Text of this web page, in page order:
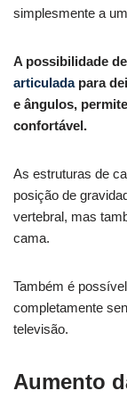
simplesmente a
A possibilidade
articuladapara
e ângulos,
confortável.
As estruturas de
posição de
vertebral, mas
cama.
Também é
completamente
televisão.
Aumento